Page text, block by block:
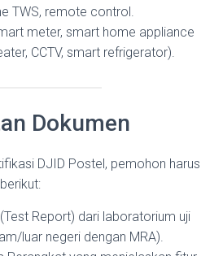
TWS, remote control.
meter, smart home appliance
CCTV, smart refrigerator).
Dokumen
DJID Postel, pemohon harus
Report) dari laboratorium uji
luar negeri dengan MRA).